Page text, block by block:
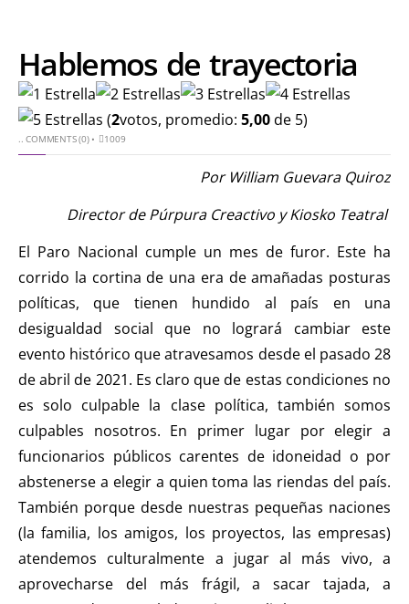
Hablemos de trayectoria
(2votos, promedio: 5,00de 5)
..COMMENTS (0)• 1009
Por William Guevara Quiroz
Director de Púrpura Creactivo y Kiosko Teatral
El Paro Nacional cumple un mes de furor. Este ha
corrido la cortina de una era de amañadas posturas
políticas, que tienen hundido al país en una
desigualdad social que no logrará cambiar este
evento histórico que atravesamos desde el pasado 28
de abril de 2021. Es claro que de estas condiciones no
es solo culpable la clase política, también somos
culpables nosotros. En primer lugar por elegir a
funcionarios públicos carentes de idoneidad o por
abstenerse a elegir a quien toma las riendas del país.
También porque desde nuestras pequeñas naciones
(la familia, los amigos, los proyectos, las empresas)
atendemos culturalmente a jugar al más vivo, a
aprovecharse del más frágil, a sacar tajada, a